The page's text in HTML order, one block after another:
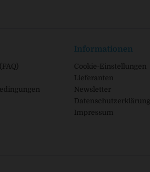
Informationen
Cookie-Einstellungen
Lieferanten
Newsletter
Datenschutzerklärung
Impressum